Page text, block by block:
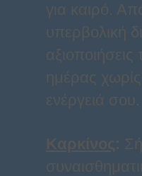
για καιρό.
υπερβολική
αξιοποιήσεις
ημέρας
ενέργειά σου.
Καρκίνος: